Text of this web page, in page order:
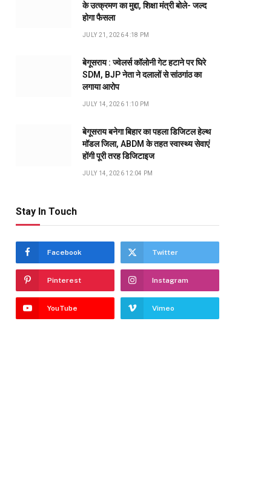
के उत्क्रमण का मुद्दा, शिक्षा मंत्री बोले- जल्द
होगा फैसला
JULY 21, 2026 4:18 PM
बेगूसराय : ज्वेलर्स कॉलोनी गेट हटाने पर घिरे
SDM, BJP नेता ने दलालों से सांठगांठ का
लगाया आरोप
JULY 14, 2026 1:10 PM
बेगूसराय बनेगा बिहार का पहला डिजिटल हेल्थ
मॉडल जिला, ABDM के तहत स्वास्थ्य सेवाएं
होंगी पूरी तरह डिजिटाइज
JULY 14, 2026 12:04 PM
Stay In Touch
Facebook Twitter
Pinterest Instagram
YouTube Vimeo